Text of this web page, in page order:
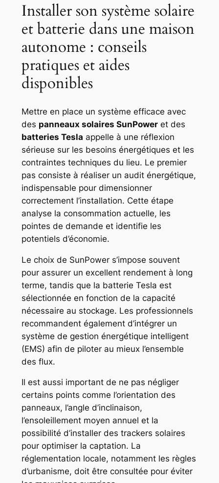
Installer son système solaire
et batterie dans une maison
autonome : conseils
pratiques et aides
disponibles
Mettre en place un système efficace avec
des panneaux solaires SunPoweret des
batteries Tesla appelle à une réflexion
sérieuse sur les besoins énergétiques et les
contraintes techniques du lieu. Le premier
pas consiste à réaliser un audit énergétique,
indispensable pour dimensionner
correctement l’installation. Cette étape
analyse la consommation actuelle, les
pointes de demande et identifie les
potentiels d’économie.
Le choix de SunPower s’impose souvent
pour assurer un excellent rendement à long
terme, tandis que la batterie Tesla est
sélectionnée en fonction de la capacité
nécessaire au stockage. Les professionnels
recommandent également d’intégrer un
système de gestion énergétique intelligent
(EMS) afin de piloter au mieux l’ensemble
des flux.
Il est aussi important de ne pas négliger
certains points comme l’orientation des
panneaux, l’angle d’inclinaison,
l’ensoleillement moyen annuel et la
possibilité d’installer des trackers solaires
pour optimiser la captation. La
réglementation locale, notamment les règles
d’urbanisme, doit être consultée pour éviter